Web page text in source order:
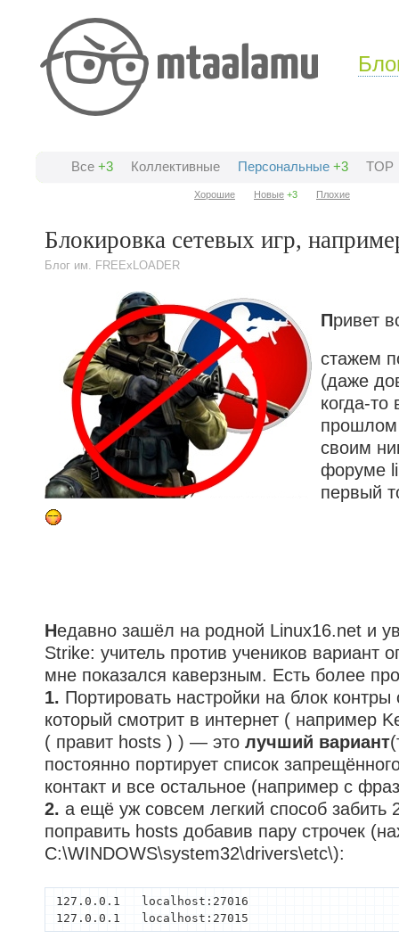
Все +3 Коллективные Персональные +3
Хорошие Новые +3 Плохие
TOP
Блокировка сетевых игр,
Блог им. FREExLOADER
Привет
стажем
(даже
когда-
прошлом
своим
форуме
первый
Недавно зашёл на родной Linux16.net и
Strike: учитель против учеников вариант
мне показался каверзным. Есть более
1. Портировать настройки на блок
который смотрит в интернет ( например
( правит hosts ) ) — это лучший вариант
постоянно портирует список
контакт и все остальное (например с
2. а ещё уж совсем легкий способ забить
поправить hosts добавив пару строчек
C:\WINDOWS\system32\drivers\etc\):
127.0.0.1   localhost:27016
127.0.0.1   localhost:27015